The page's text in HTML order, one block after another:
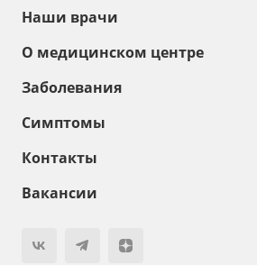
Наши врачи
О медицинском центре
Заболевания
Симптомы
Контакты
Вакансии